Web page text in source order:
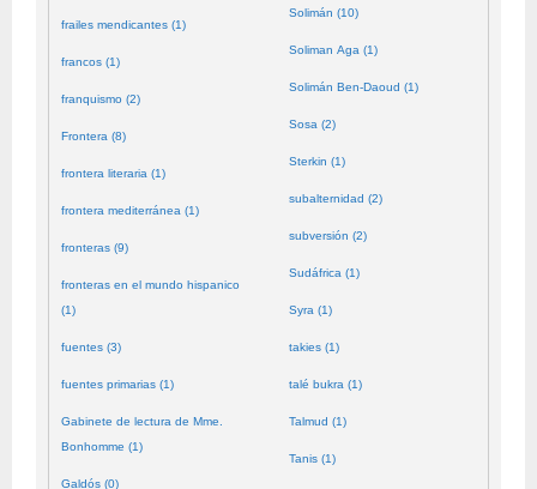
frailes mendicantes (1)
francos (1)
franquismo (2)
Frontera (8)
frontera literaria (1)
frontera mediterránea (1)
fronteras (9)
fronteras en el mundo hispanico
(1)
fuentes (3)
fuentes primarias (1)
Gabinete de lectura de Mme.
Bonhomme (1)
Galdós (0)
Solimán (10)
Soliman Aga (1)
Solimán Ben-Daoud (1)
Sosa (2)
Sterkin (1)
subalternidad (2)
subversión (2)
Sudáfrica (1)
Syra (1)
takies (1)
talé bukra (1)
Talmud (1)
Tanis (1)